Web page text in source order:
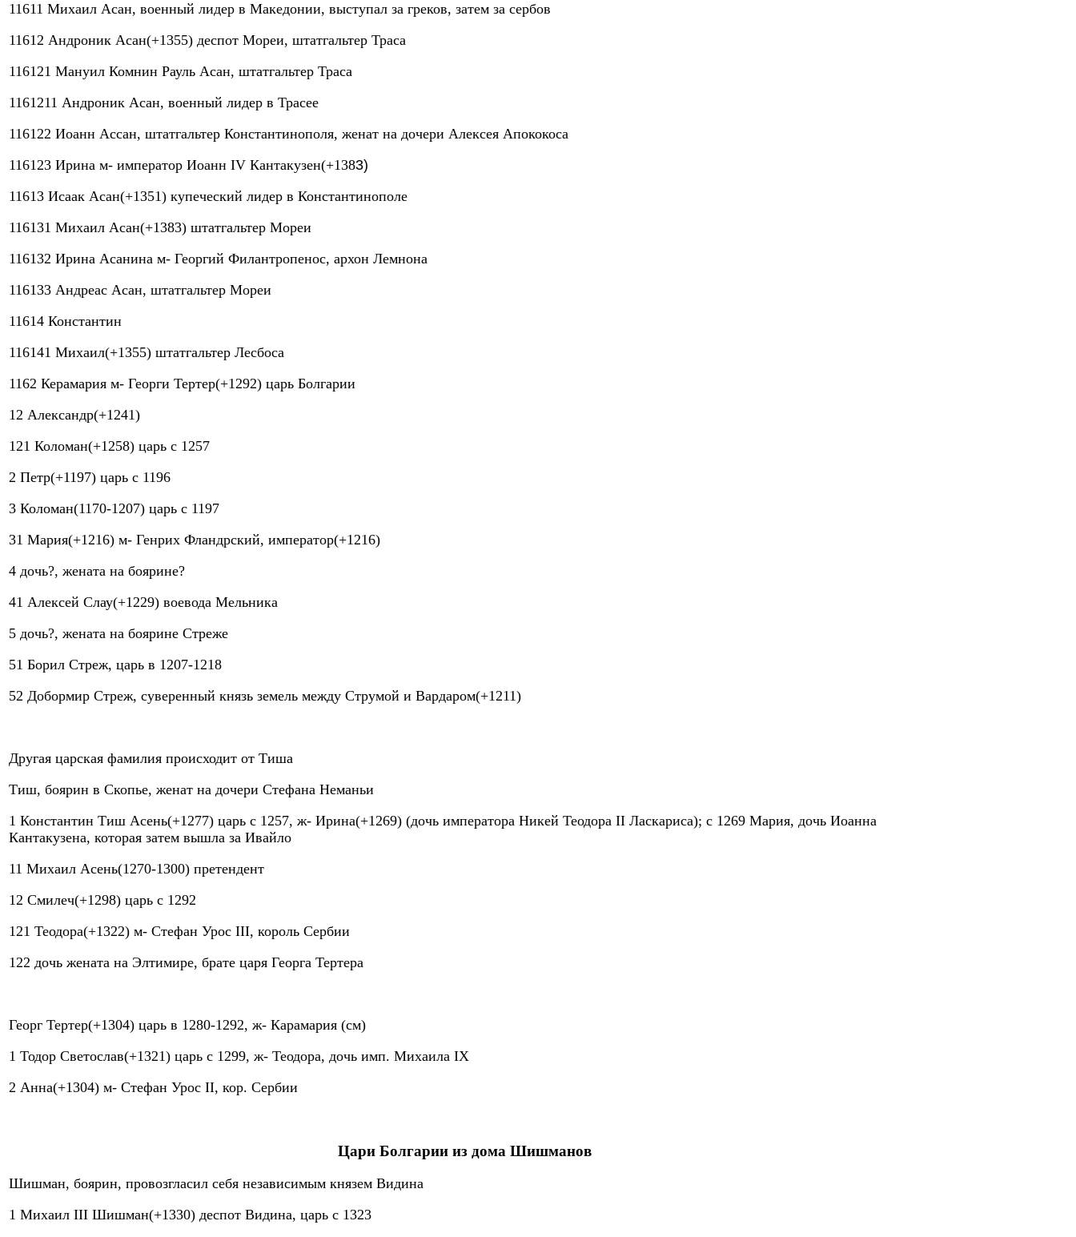
11611 Михаил Асан, военный лидер в Македонии, выступал за греков, затем за сербов
11612 Андроник Асан(+1355) деспот Мореи, штатгальтер Траса
116121 Мануил Комнин Рауль Асан, штатгальтер Траса
1161211 Андроник Асан, военный лидер в Трасее
116122 Иоанн Ассан, штатгальтер Константинополя, женат на дочери Алексея Апококоса
116123 Ирина м- император Иоанн IV Кантакузен(+1383)
11613 Исаак Асан(+1351) купеческий лидер в Константинополе
116131 Михаил Асан(+1383) штатгальтер Мореи
116132 Ирина Асанина м- Георгий Филантропенос, архон Лемнона
116133 Андреас Асан, штатгальтер Мореи
11614 Константин
116141 Михаил(+1355) штатгальтер Лесбоса
1162 Керамария м- Георги Тертер(+1292) царь Болгарии
12 Александр(+1241)
121 Коломан(+1258) царь с 1257
2 Петр(+1197) царь с 1196
3 Коломан(1170-1207) царь с 1197
31 Мария(+1216) м- Генрих Фландрский, император(+1216)
4 дочь?, жената на боярине?
41 Алексей Слау(+1229) воевода Мельника
5 дочь?, жената на боярине Стреже
51 Борил Стреж, царь в 1207-1218
52 Добормир Стреж, суверенный князь земель между Струмой и Вардаром(+1211)
Другая царская фамилия происходит от Тиша
Тиш, боярин в Скопье, женат на дочери Стефана Неманьи
1 Константин Тиш Асень(+1277) царь с 1257, ж- Ирина(+1269) (дочь императора Никей Теодора II Ласкариса); с 1269 Мария, дочь Иоанна
Кантакузена, которая затем вышла за Ивайло
11 Михаил Асень(1270-1300) претендент
12 Смилеч(+1298) царь с 1292
121 Теодора(+1322) м- Стефан Урос III, король Сербии
122 дочь жената на Элтимире, брате царя Георга Тертера
Георг Тертер(+1304) царь в 1280-1292, ж- Карамария (см)
1 Тодор Светослав(+1321) царь с 1299, ж- Теодора, дочь имп. Михаила IX
2 Анна(+1304) м- Стефан Урос II, кор. Сербии
Цари Болгарии из дома Шишманов
Шишман, боярин, провозгласил себя независимым князем Видина
1 Михаил III Шишман(+1330) деспот Видина, царь с 1323